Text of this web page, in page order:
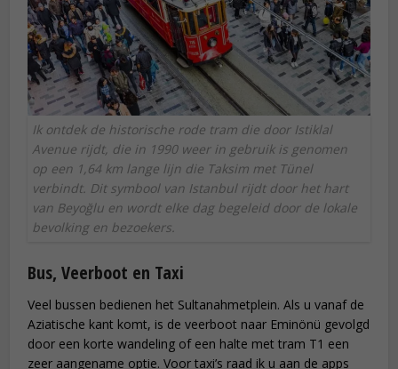
Ik ontdek de historische rode tram die door Istiklal
Avenue rijdt, die in 1990 weer in gebruik is genomen
op een 1,64 km lange lijn die Taksim met Tünel
verbindt. Dit symbool van Istanbul rijdt door het hart
van Beyoğlu en wordt elke dag begeleid door de lokale
bevolking en bezoekers.
Bus, Veerboot en Taxi
Veel bussen bedienen het Sultanahmetplein. Als u vanaf de
Aziatische kant komt, is de veerboot naar Eminönü gevolgd
door een korte wandeling of een halte met tram T1 een
zeer aangename optie. Voor taxi’s raad ik u aan de apps